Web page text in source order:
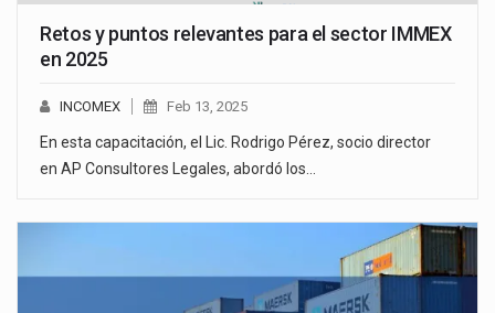
Retos y puntos relevantes para el sector IMMEX
en 2025
INCOMEX Feb 13, 2025
En esta capacitación, el Lic. Rodrigo Pérez, socio director
en AP Consultores Legales, abordó los…